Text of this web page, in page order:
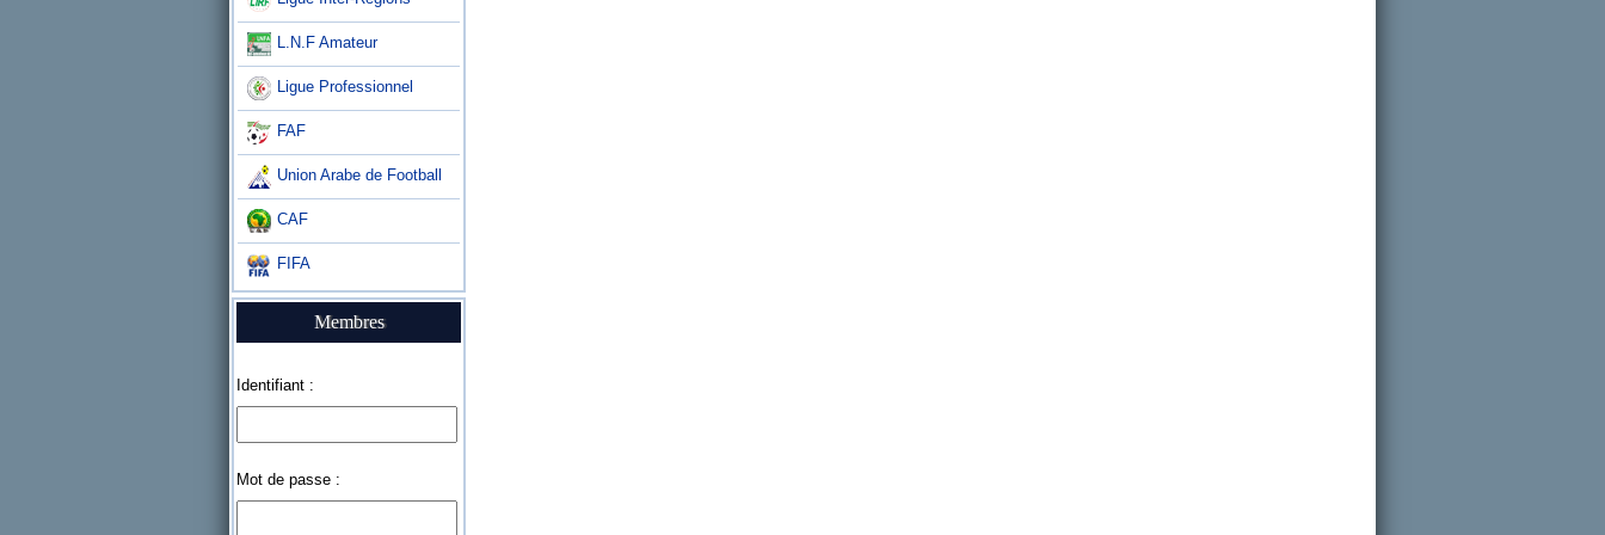
L.N.F Amateur
Ligue Professionnel
FAF
Union Arabe de Football
CAF
FIFA
Membres
Identifiant :
Mot de passe :